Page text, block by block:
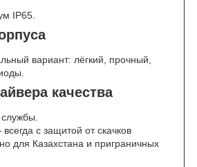
IP65.
вариант: лёгкий, прочный,
качества
с защитой от скачков
для Казахстана и приграничных